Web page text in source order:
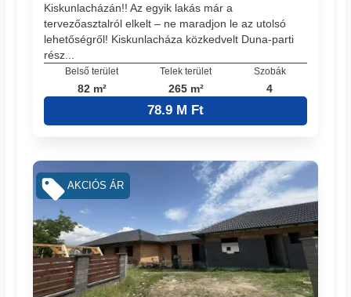
Kiskunlacházán!! Az egyik lakás már a
tervezőasztalról elkelt – ne maradjon le az utolsó
lehetőségről! Kiskunlacháza közkedvelt Duna-parti
rész...
Belső terület
82 m²
Telek terület
265 m²
Szobák
4
78.9 M Ft
AKCIÓS ÁR